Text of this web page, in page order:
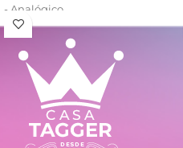
- Analógico
- Resistencia al agua: WR100
- Fecha (con lupa)
- Caja de acero
- Malla de acero